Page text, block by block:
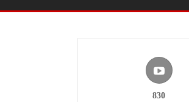
830